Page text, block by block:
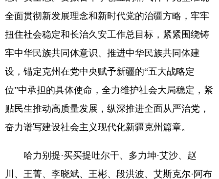
打印本页 关闭窗口
地州市政府 区政府部门
省区市政府 国家部委局
主办：克孜勒苏柯尔克孜自治州人民政府办公室
承办：克孜勒苏柯尔克孜自治州政务公开信息中心